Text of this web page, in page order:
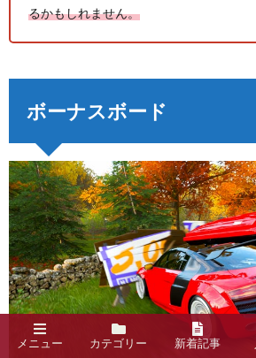
るかもしれません。
ボーナスボード
メニュー カテゴリー 新着記事